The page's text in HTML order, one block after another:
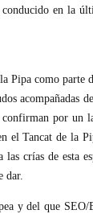
en la
Pipa como
acompañadas
por un
el Tancat de la
crías de esta
dar.
y del que